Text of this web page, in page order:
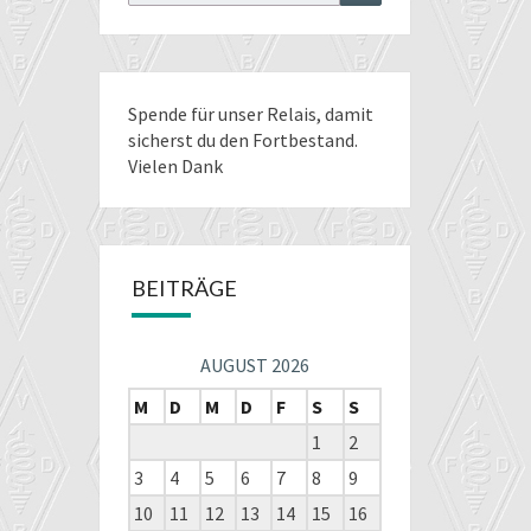
Spende für unser Relais, damit
sicherst du den Fortbestand.
Vielen Dank
BEITRÄGE
AUGUST 2026
M
D M D F S
S
1
2
3
4 5 6 7 8
9
10
11 12 13 14 15 16